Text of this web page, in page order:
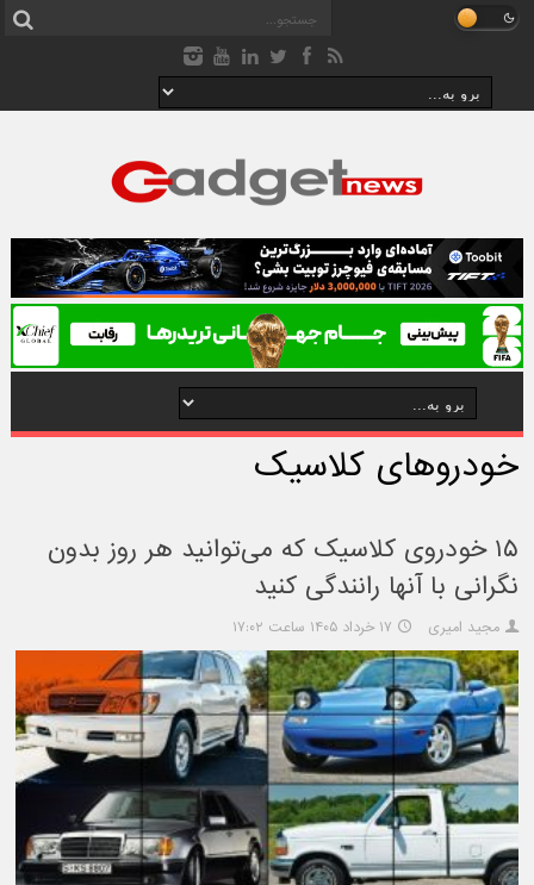
خودروهای کلاسیک
۱۵ خودروی کلاسیک که می‌توانید هر روز بدون
نگرانی با آنها رانندگی کنید
مجید امیری ۱۷ خرداد ۱۴۰۵ ساعت ۱۷:۰۲